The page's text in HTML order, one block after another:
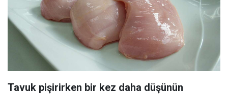
Tavuk pişirirken bir kez daha düşünün